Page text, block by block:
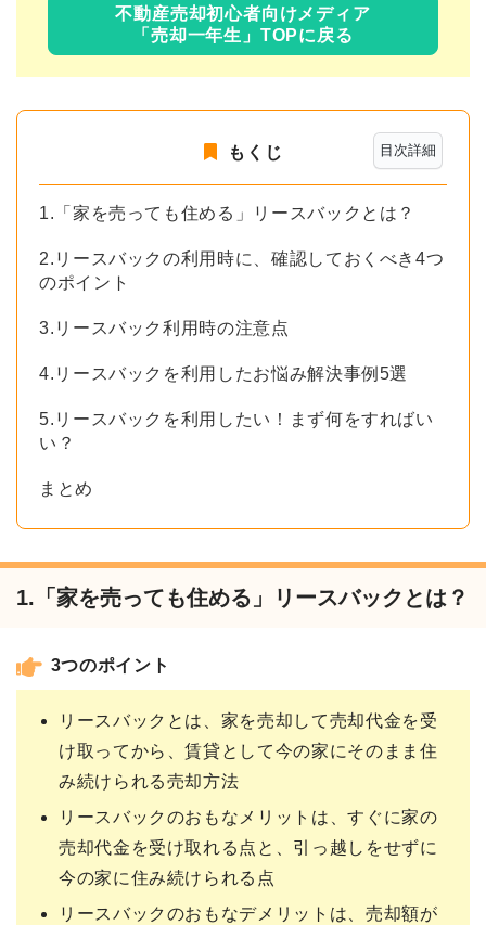
不動産売却初心者向けメディア
「売却一年生」TOPに戻る
目次詳細
もくじ
1.「家を売っても住める」リースバックとは？
2.リースバックの利用時に、確認しておくべき4つ
のポイント
3.リースバック利用時の注意点
4.リースバックを利用したお悩み解決事例5選
5.リースバックを利用したい！まず何をすればい
い？
まとめ
1.「家を売っても住める」リースバックとは？
3つのポイント
リースバックとは、家を売却して売却代金を受
け取ってから、賃貸として今の家にそのまま住
み続けられる売却方法
リースバックのおもなメリットは、すぐに家の
売却代金を受け取れる点と、引っ越しをせずに
今の家に住み続けられる点
リースバックのおもなデメリットは、売却額が